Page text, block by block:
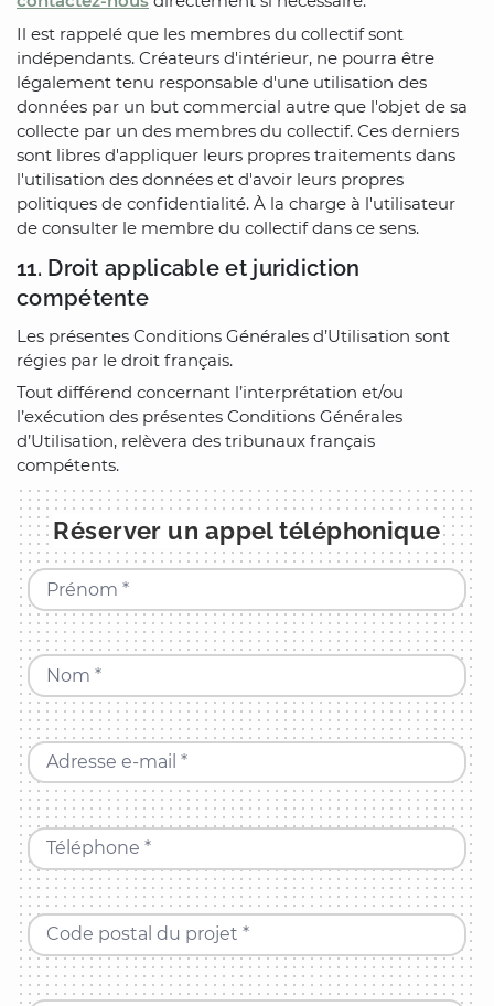
Il est rappelé que les membres du collectif sont
indépendants. Créateurs d'intérieur, ne pourra être
légalement tenu responsable d'une utilisation des
données par un but commercial autre que l'objet de sa
collecte par un des membres du collectif. Ces derniers
sont libres d'appliquer leurs propres traitements dans
l'utilisation des données et d'avoir leurs propres
politiques de confidentialité. À la charge à l'utilisateur
de consulter le membre du collectif dans ce sens.
11. Droit applicable et juridiction
compétente
Les présentes Conditions Générales d’Utilisation sont
régies par le droit français.
Tout différend concernant l’interprétation et/ou
l’exécution des présentes Conditions Générales
d’Utilisation, relèvera des tribunaux français
compétents.
Réserver un appel téléphonique
Prénom *
Nom *
Adresse e-mail *
Téléphone *
Code postal du projet *